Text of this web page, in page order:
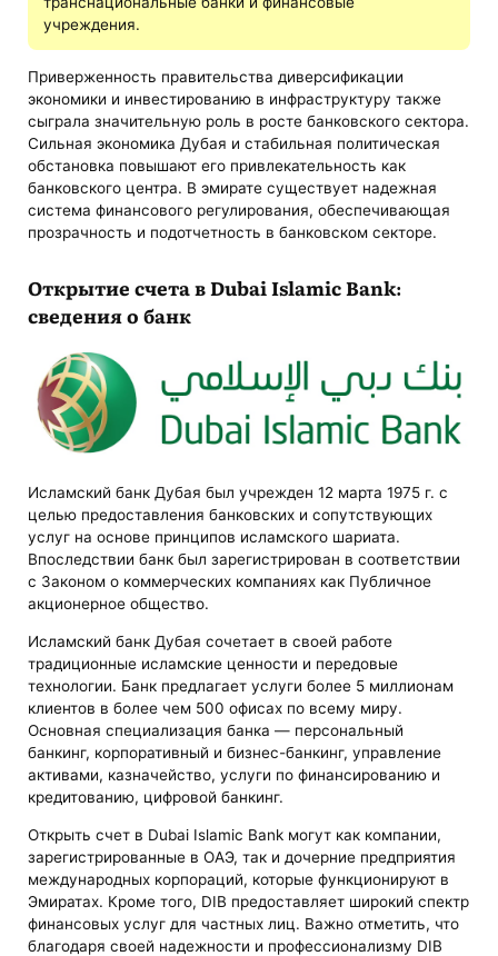
учреждения.
Приверженность правительства диверсификации
экономики и инвестированию в инфраструктуру также
сыграла значительную роль в росте банковского сектора.
Сильная экономика Дубая и стабильная политическая
обстановка повышают его привлекательность как
банковского центра. В эмирате существует надежная
система финансового регулирования, обеспечивающая
прозрачность и подотчетность в банковском секторе.
Открытие счета в Dubai Islamic Bank:
сведения о банк
Исламский банк Дубая был учрежден 12 марта 1975 г. с
целью предоставления банковских и сопутствующих
услуг на основе принципов исламского шариата.
Впоследствии банк был зарегистрирован в соответствии
с Законом о коммерческих компаниях как Публичное
акционерное общество.
Исламский банк Дубая сочетает в своей работе
традиционные исламские ценности и передовые
технологии. Банк предлагает услуги более 5 миллионам
клиентов в более чем 500 офисах по всему миру.
Основная специализация банка — персональный
банкинг, корпоративный и бизнес-банкинг, управление
активами, казначейство, услуги по финансированию и
кредитованию, цифровой банкинг.
Открыть счет в Dubai Islamic Bank могут как компании,
зарегистрированные в ОАЭ, так и дочерние предприятия
международных корпораций, которые функционируют в
Эмиратах. Кроме того, DIB предоставляет широкий спектр
финансовых услуг для частных лиц. Важно отметить, что
благодаря своей надежности и профессионализму DIB